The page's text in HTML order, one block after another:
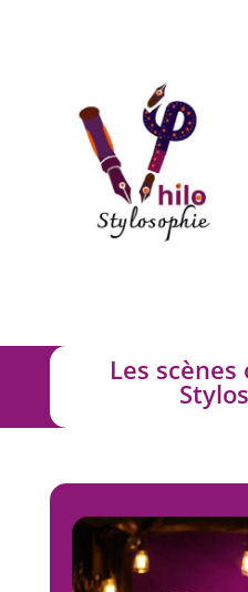
Les